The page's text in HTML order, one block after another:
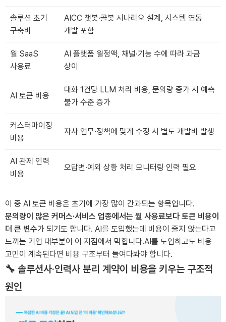
솔루션 초기
구축비
AICC 챗봇·콜봇 시나리오 설계, 시스템 연동
개발 포함
월 SaaS
사용료
AI 플랫폼 월정액, 채널·기능 수에 따라 과금
상이
AI 토큰 비용
대화 1건당 LLM 처리 비용, 문의량 증가 시 예측
불가 수준 증가
커스터마이징
비용
자사 업무·정책에 맞게 수정 시 별도 개발비 발생
AI 관제 인력
비용
오답변·예외 상황 처리 모니터링 인력 필요
이 중 AI 토큰 비용은 초기에 가장 많이 간과되는 항목입니다.
문의량이 많은 커머스·서비스 업종에서는 월 사용료보다 토큰 비용이
더 큰 변수가 되기도 합니다. AI를 도입했는데 비용이 줄지 않는다고
느끼는 기업 대부분이 이 지점에서 막힙니다.AI를 도입하고도 비용
고민이 계속된다면 비용 구조부터 들여다봐야 합니다.
🔧 솔루션사·인력사 분리 계약이 비용을 키우는 구조적
원인